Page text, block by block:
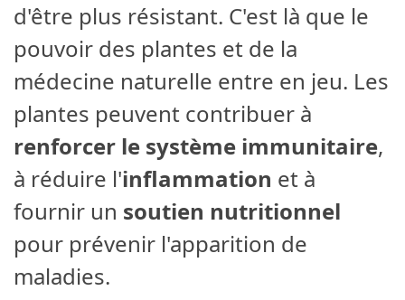
d'être plus résistant. C'est là que le
pouvoir des plantes et de la
médecine naturelle entre en jeu. Les
plantes peuvent contribuer à
renforcer le système immunitaire,
à réduire l'inflammation et à
fournir un soutien nutritionnel
pour prévenir l'apparition de
maladies.